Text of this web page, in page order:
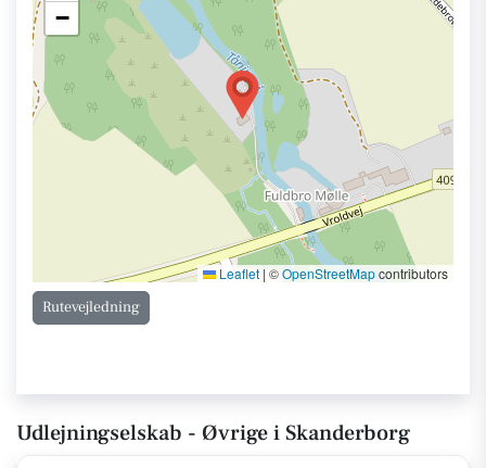
−
Leaflet | ©OpenStreetMapcontributors
Rutevejledning
Udlejningselskab - Øvrige i Skanderborg